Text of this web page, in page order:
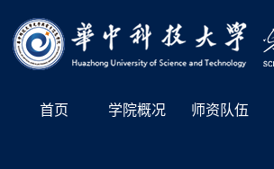
首页 学院概况 师资队伍